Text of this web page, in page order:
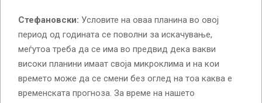
Стефановски: Условите на оваа планина во овој
период од годината се поволни за искачување,
меѓутоа треба да се има во предвид дека вакви
високи планини имаат своја микроклима и на кои
времето може да се смени без оглед на тоа каква е
временската прогноза. За време на нашето